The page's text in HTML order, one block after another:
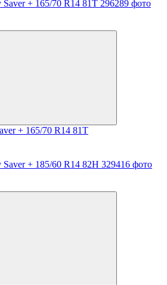
+ 165/70 R14 81T